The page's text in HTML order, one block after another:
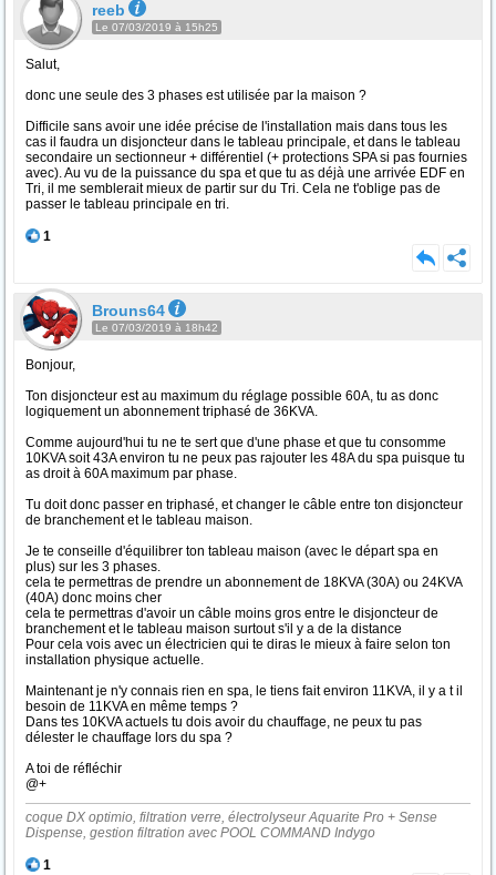
reeb
Le 07/03/2019 à 15h25
Salut,
donc une seule des 3 phases est utilisée par la maison ?
Difficile sans avoir une idée précise de l'installation mais dans tous les
cas il faudra un disjoncteur dans le tableau principale, et dans le tableau
secondaire un sectionneur + différentiel (+ protections SPA si pas fournies
avec). Au vu de la puissance du spa et que tu as déjà une arrivée EDF en
Tri, il me semblerait mieux de partir sur du Tri. Cela ne t'oblige pas de
passer le tableau principale en tri.
1
Brouns64
Le 07/03/2019 à 18h42
Bonjour,
Ton disjoncteur est au maximum du réglage possible 60A, tu as donc
logiquement un abonnement triphasé de 36KVA.
Comme aujourd'hui tu ne te sert que d'une phase et que tu consomme
10KVA soit 43A environ tu ne peux pas rajouter les 48A du spa puisque tu
as droit à 60A maximum par phase.
Tu doit donc passer en triphasé, et changer le câble entre ton disjoncteur
de branchement et le tableau maison.
Je te conseille d'équilibrer ton tableau maison (avec le départ spa en
plus) sur les 3 phases.
cela te permettras de prendre un abonnement de 18KVA (30A) ou 24KVA
(40A) donc moins cher
cela te permettras d'avoir un câble moins gros entre le disjoncteur de
branchement et le tableau maison surtout s'il y a de la distance
Pour cela vois avec un électricien qui te diras le mieux à faire selon ton
installation physique actuelle.
Maintenant je n'y connais rien en spa, le tiens fait environ 11KVA, il y a t il
besoin de 11KVA en même temps ?
Dans tes 10KVA actuels tu dois avoir du chauffage, ne peux tu pas
délester le chauffage lors du spa ?
A toi de réfléchir
@+
coque DX optimio, filtration verre, électrolyseur Aquarite Pro + Sense
Dispense, gestion filtration avec POOL COMMAND Indygo
1